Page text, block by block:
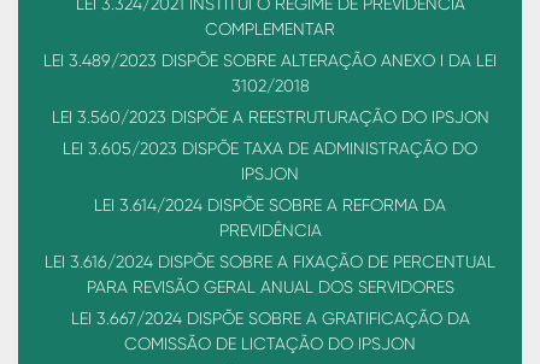
LEI 3.324/2021 INSTITUI O REGIME DE PREVIDÊNCIA
COMPLEMENTAR
LEI 3.489/2023 DISPÕE SOBRE ALTERAÇÃO ANEXO I DA LEI
3102/2018
LEI 3.560/2023 DISPÕE A REESTRUTURAÇÃO DO IPSJON
LEI 3.605/2023 DISPÕE TAXA DE ADMINISTRAÇÃO DO
IPSJON
LEI 3.614/2024 DISPÕE SOBRE A REFORMA DA
PREVIDÊNCIA
LEI 3.616/2024 DISPÕE SOBRE A FIXAÇÃO DE PERCENTUAL
PARA REVISÃO GERAL ANUAL DOS SERVIDORES
LEI 3.667/2024 DISPÕE SOBRE A GRATIFICAÇÃO DA
COMISSÃO DE LICTAÇÃO DO IPSJON